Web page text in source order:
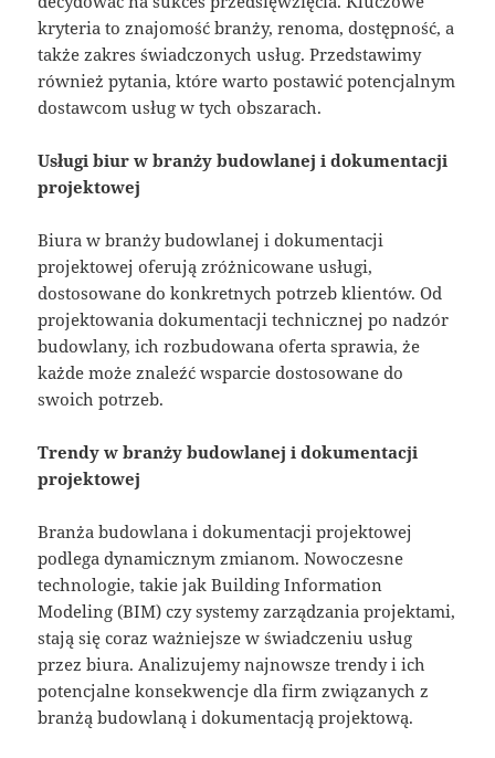
kryteria to znajomość branży, renoma, dostępność, a
także zakres świadczonych usług. Przedstawimy
również pytania, które warto postawić potencjalnym
dostawcom usług w tych obszarach.
Usługi biur w branży budowlanej i dokumentacji
projektowej
Biura w branży budowlanej i dokumentacji
projektowej oferują zróżnicowane usługi,
dostosowane do konkretnych potrzeb klientów. Od
projektowania dokumentacji technicznej po nadzór
budowlany, ich rozbudowana oferta sprawia, że
każde może znaleźć wsparcie dostosowane do
swoich potrzeb.
Trendy w branży budowlanej i dokumentacji
projektowej
Branża budowlana i dokumentacji projektowej
podlega dynamicznym zmianom. Nowoczesne
technologie, takie jak Building Information
Modeling (BIM) czy systemy zarządzania projektami,
stają się coraz ważniejsze w świadczeniu usług
przez biura. Analizujemy najnowsze trendy i ich
potencjalne konsekwencje dla firm związanych z
branżą budowlaną i dokumentacją projektową.